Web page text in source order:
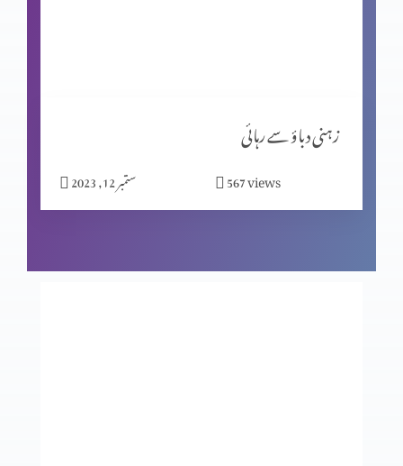
مسیحیت اور شاگردیت پارٹ 2
نیا سال کیوں مناتے ہیں؟
زہنی دباؤ سے رہائی
ستمبر 12, 2023 567views